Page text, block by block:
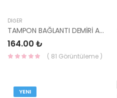
DIĞER
TAMPON BAĞLANTI DEMİRİ ARKA SAĞ ELANTRA 2016- 86634-F2000-HMC
164.00 ₺
( 81 Görüntüleme )
YENI